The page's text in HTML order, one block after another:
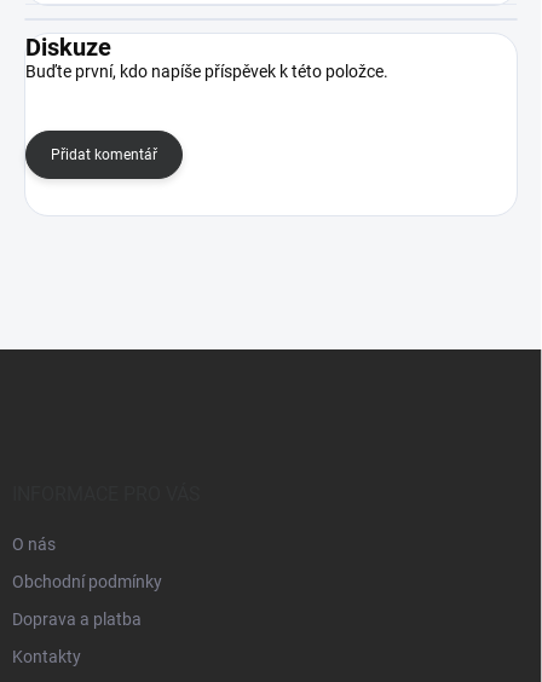
Diskuze
Buďte první, kdo napíše příspěvek k této položce.
Přidat komentář
O nás
Obchodní podmínky
Doprava a platba
Kontakty